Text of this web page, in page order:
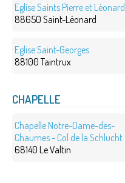
Eglise Saints Pierre et Léonard
88650 Saint-Léonard
Eglise Saint-Georges
88100 Taintrux
CHAPELLE
Chapelle Notre-Dame-des-
Chaumes - Col de la Schlucht
68140 Le Valtin